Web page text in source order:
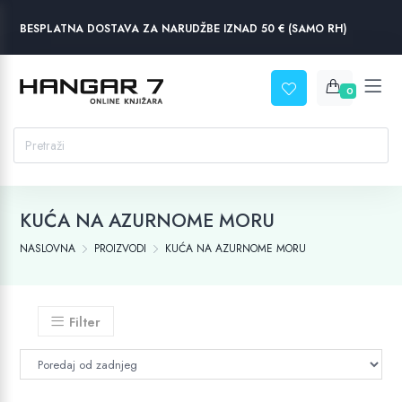
BESPLATNA DOSTAVA ZA NARUDŽBE IZNAD 50 € (SAMO RH)
0
KUĆA NA AZURNOME MORU
NASLOVNA PROIZVODI KUĆA NA AZURNOME MORU
Filter